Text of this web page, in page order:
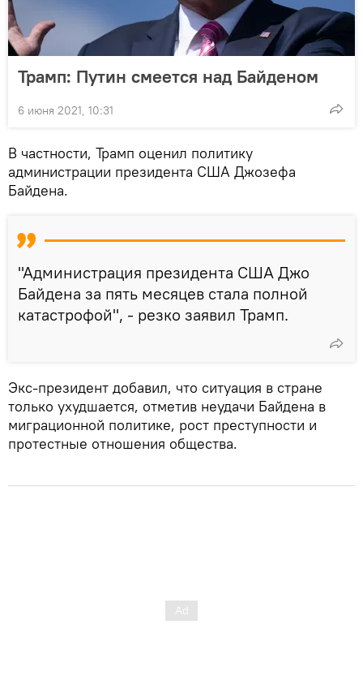
Трамп: Путин смеется над Байденом
6 июня 2021, 10:31
В частности, Трамп оценил политику
администрации президента США Джозефа
Байдена.
"Администрация президента США Джо
Байдена за пять месяцев стала полной
катастрофой", - резко заявил Трамп.
Экс-президент добавил, что ситуация в стране
только ухудшается, отметив неудачи Байдена в
миграционной политике, рост преступности и
протестные отношения общества.